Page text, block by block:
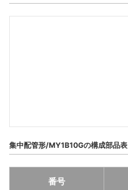
集中配管形/MY1B10Gの構成部品表
番号